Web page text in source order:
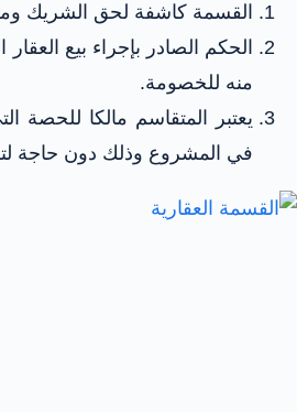
القسمة كاشفة لحق الشريك
الحكم الصادر بإجراء بيع
منه للخصومة.
يعتبر المتقاسم مالكا للحصة
في المشروع وذلك دون حاجة